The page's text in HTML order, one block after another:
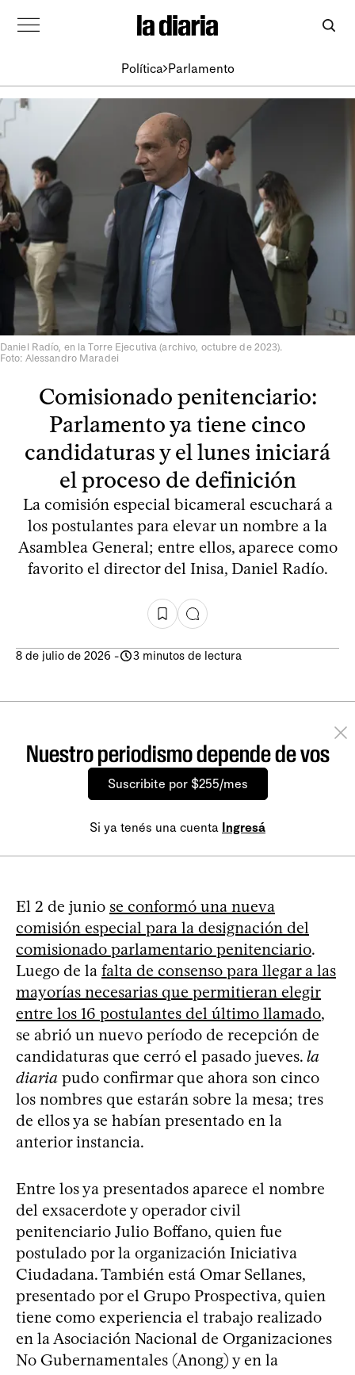
Política Parlamento
Daniel Radío, en la Torre Ejecutiva (archivo, octubre de 2023).
Foto: Alessandro Maradei
Comisionado penitenciario:
Parlamento ya tiene cinco
candidaturas y el lunes iniciará
el proceso de definición
La comisión especial bicameral escuchará a
los postulantes para elevar un nombre a la
Asamblea General; entre ellos, aparece como
favorito el director del Inisa, Daniel Radío.
8 de julio de 2026 - 3 minutos de lectura
Nuestro periodismo depende de vos
Suscribite por $255/mes
Si ya tenés una cuenta Ingresá
El 2 de junio se conformó una nueva
comisión especial para la designación del
comisionado parlamentario penitenciario.
Luego de la falta de consenso para llegar a las
mayorías necesarias que permitieran elegir
entre los 16 postulantes del último llamado,
se abrió un nuevo período de recepción de
candidaturas que cerró el pasado jueves. la
diaria pudo confirmar que ahora son cinco
los nombres que estarán sobre la mesa; tres
de ellos ya se habían presentado en la
anterior instancia.
Entre los ya presentados aparece el nombre
del exsacerdote y operador civil
penitenciario Julio Boffano, quien fue
postulado por la organización Iniciativa
Ciudadana. También está Omar Sellanes,
presentado por el Grupo Prospectiva, quien
tiene como experiencia el trabajo realizado
en la Asociación Nacional de Organizaciones
No Gubernamentales (Anong) y en la